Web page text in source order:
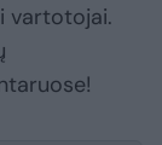
vartotojai.